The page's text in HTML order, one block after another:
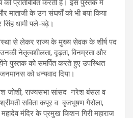
प्रतिबिंबित करती है। इस पुस्तक में
माताजी के उन संघर्षों को भी बयां किया
सिंह धामी पले-बढ़े।
से लेकर राज्य के मुख्य सेवक के शीर्ष पद
नेतृत्वशीलता, दृढ़ता, विनम्रता और
पुस्तक को समर्पित करते हुए उपस्थित
को धन्यवाद दिया।
जोशी, राज्यसभा सांसद नरेश बंसल व
सविता कपूर व बृजभूषण गैरोला,
मंदिर के प्रमुख किशन गिरी महाराज